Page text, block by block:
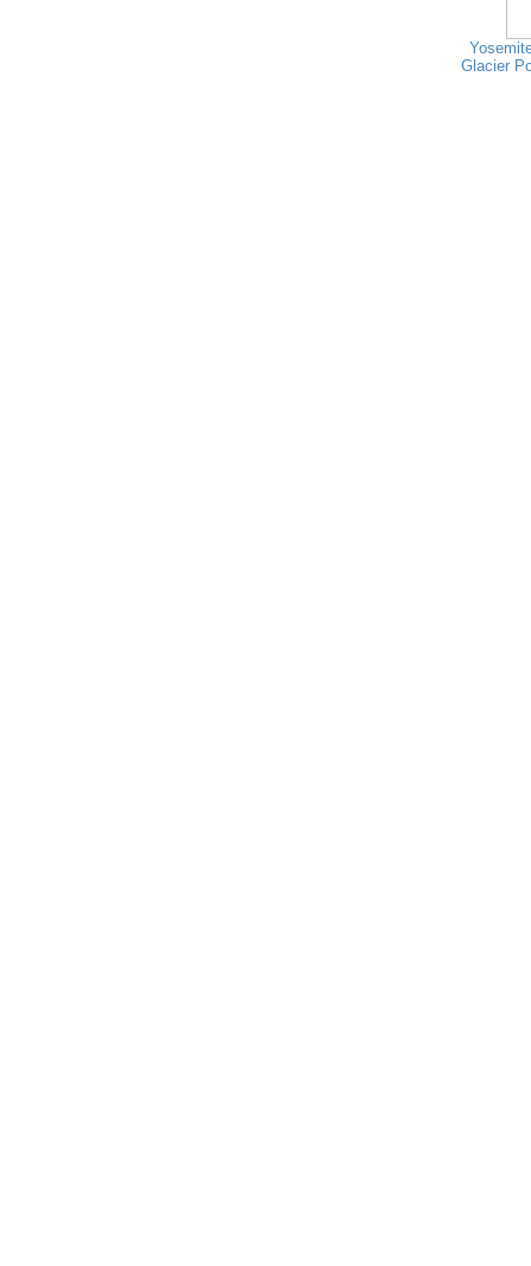
Glacier